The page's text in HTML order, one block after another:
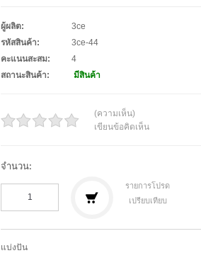
ผู้ผลิต:
3ce
รหัสสินค้า:
3ce-44
คะแนนสะสม:
4
สถานะสินค้า:
มีสินค้า
(ความเห็น)
เขียนข้อคิดเห็น
จำนวน:
รายการโปรด
เปรียบเทียบ
แบ่งปัน